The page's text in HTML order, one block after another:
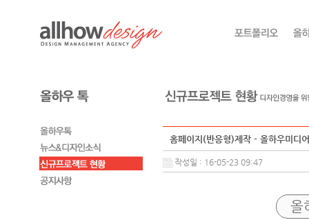
홈페이지(반응형)제작 - 올하우미디어
작성일 : 16-05-23 09:47
올